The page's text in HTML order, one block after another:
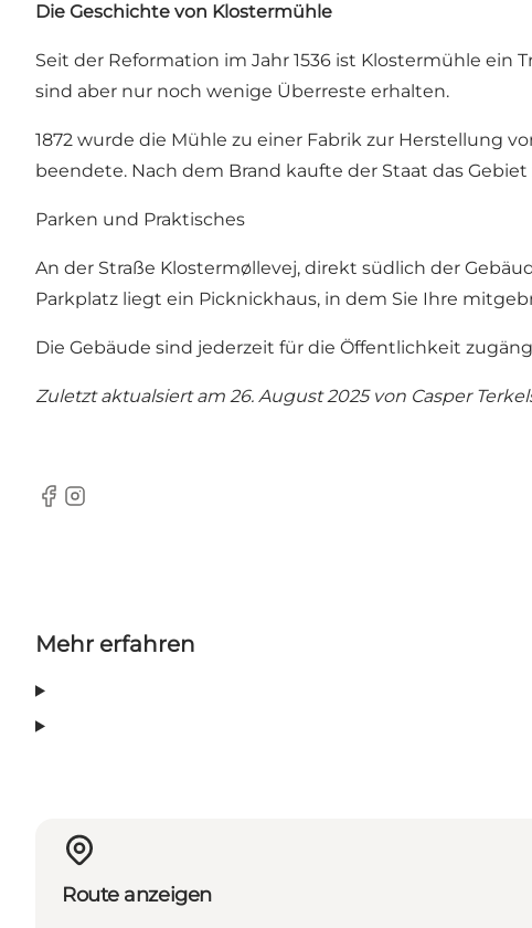
Die Geschichte von Klostermühle
Seit der Reformation im Jahr 1536 ist Klostermühle
sind aber nur noch wenige Überreste erhalten.
1872 wurde die Mühle zu einer Fabrik zur Herstellung
beendete. Nach dem Brand kaufte der Staat das
Parken und Praktisches
An der Straße Klostermøllevej, direkt südlich der
Parkplatz liegt ein Picknickhaus, in dem Sie Ihre
Die Gebäude sind jederzeit für die Öffentlichkeit
Zuletzt aktualsiert am 26. August 2025 von Casper
Facebook
Instagram
Mehr erfahren
Route anzeigen